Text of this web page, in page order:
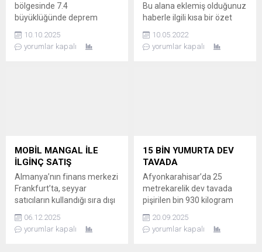
bölgesinde 7.4
büyüklüğünde deprem
kaybı bildirilmezken bölge
için tsunami uyarısı yapıldı.
ardından, ülkenin doğu ve
güney kıyı bölgeleri için
tsunami uyarısı yapıldı....
10.10.2025
yorumlar kapalı
Bu alana eklemiş olduğunuz
haberle ilgili kısa bir özet
metin yazı düzenleme
sayfasında "Özet"
10.05.2022
yorumlar kapalı
MOBİL MANGAL İLE
İLGİNÇ SATIŞ
Almanya’nın finans merkezi
Frankfurt’ta, seyyar
satıcıların kullandığı sıra dışı
Özel olarak tasarlanmış,
tam donanımlı mobil
06.12.2025
yorumlar kapalı
15 BİN YUMURTA DEV
TAVADA
Afyonkarahisar’da 25
metrekarelik dev tavada
pişirilen bin 930 kilogram
yumurta, Guinness Rekorlar
Kitabı’na girdi. REKOR
20.09.2025
yorumlar kapalı